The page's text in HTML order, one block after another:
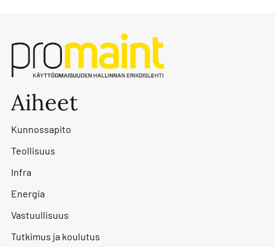
Aiheet
Kunnossapito
Teollisuus
Infra
Energia
Vastuullisuus
Tutkimus ja koulutus